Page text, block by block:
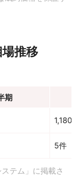
推移
期
1,180
5件
テム」に掲載さ